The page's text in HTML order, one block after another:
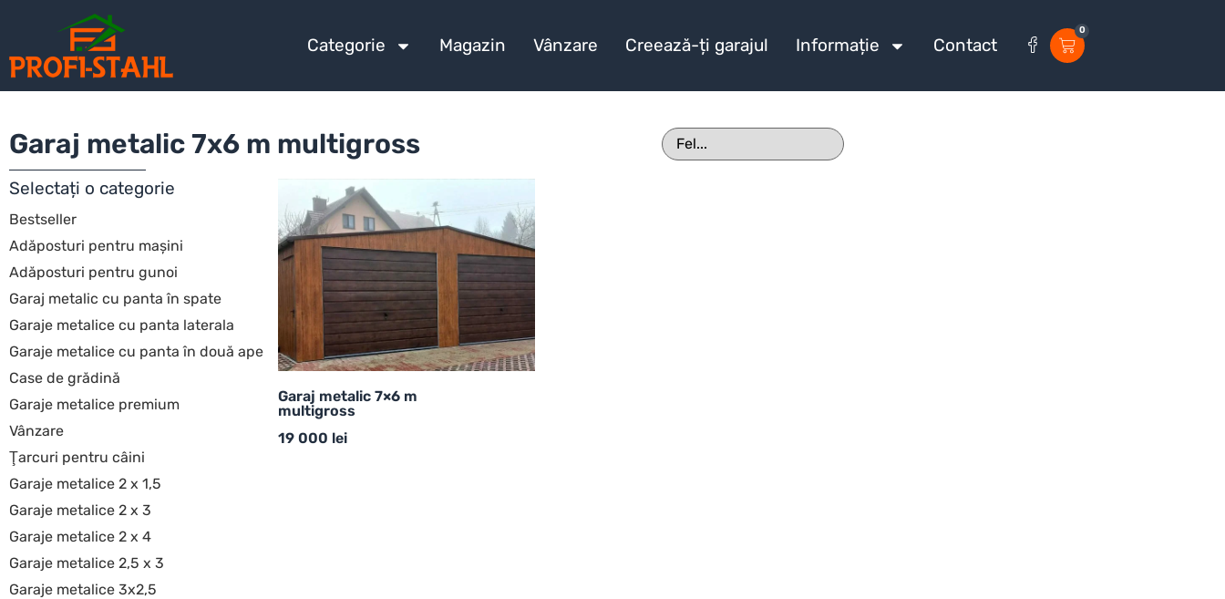
Categorie Magazin Vânzare Creează-ți garajul Informație Contact
0
Garaj metalic 7x6 m multigross
Selectați o categorie
Bestseller
Adăposturi pentru mașini
Adăposturi pentru gunoi
Garaj metalic cu panta în spate
Garaje metalice cu panta laterala
Garaje metalice cu panta în două ape
Case de grădină
Garaje metalice premium
Vânzare
Ţarcuri pentru câini
Garaje metalice 2 x 1,5
Garaje metalice 2 x 3
Garaje metalice 2 x 4
Garaje metalice 2,5 x 3
Garaje metalice 3x2,5
Garaj metalic 7×6 m
multigross
19 000 lei